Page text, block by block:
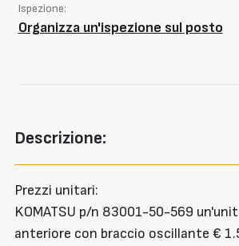
Descrizione:
Prezzi unitari:
KOMATSU p/n 83001-50-569
anteriore con braccio oscillante €
Ispezione:
Organizza un'ispezione sul posto